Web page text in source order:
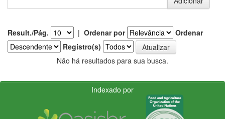
Result./Pág. | Ordenar por
Ordenar
Registro(s)
Não há resultados para sua busca.
Indexado por